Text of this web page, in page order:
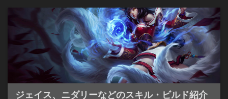
ジェイス、ニダリーなどのスキル・ビルド紹介